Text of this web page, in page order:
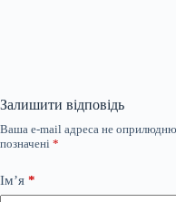
Залишити відповідь
Ваша e-mail адреса не
позначені *
Ім’я *